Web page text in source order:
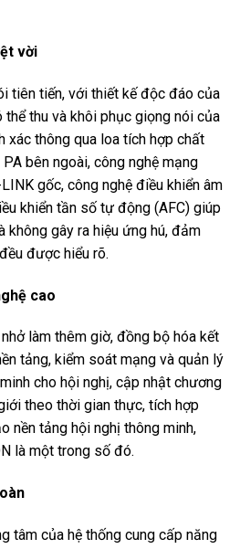
vời
tiên tiến, với thiết kế độc đáo của
thu và khôi phục giọng nói của
xác thông qua loa tích hợp chất
bên ngoài, công nghệ mạng
gốc, công nghệ điều khiển âm
khiển tần số tự động (AFC) giúp
không gây ra hiệu ứng hú, đảm
được hiểu rõ.
cao
làm thêm giờ, đồng bộ hóa kết
tảng, kiểm soát mạng và quản lý
cho hội nghị, cập nhật chương
theo thời gian thực, tích hợp
nền tảng hội nghị thông minh,
là một trong số đó.
tâm của hệ thống cung cấp năng